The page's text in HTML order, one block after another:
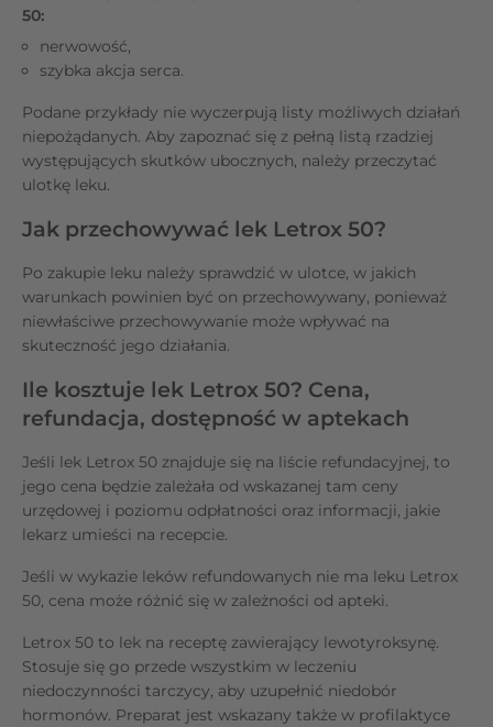
50:
nerwowość,
szybka akcja serca.
Podane przykłady nie wyczerpują listy możliwych działań
niepożądanych. Aby zapoznać się z pełną listą rzadziej
występujących skutków ubocznych, należy przeczytać
ulotkę leku.
Jak przechowywać lek Letrox 50?
Po zakupie leku należy sprawdzić w ulotce, w jakich
warunkach powinien być on przechowywany, ponieważ
niewłaściwe przechowywanie może wpływać na
skuteczność jego działania.
Ile kosztuje lek Letrox 50? Cena,
refundacja, dostępność w aptekach
Jeśli lek Letrox 50 znajduje się na liście refundacyjnej, to
jego cena będzie zależała od wskazanej tam ceny
urzędowej i poziomu odpłatności oraz informacji, jakie
lekarz umieści na recepcie.
Jeśli w wykazie leków refundowanych nie ma leku Letrox
50, cena może różnić się w zależności od apteki.
Letrox 50 to lek na receptę zawierający lewotyroksynę.
Stosuje się go przede wszystkim w leczeniu
niedoczynności tarczycy, aby uzupełnić niedobór
hormonów. Preparat jest wskazany także w profilaktyce